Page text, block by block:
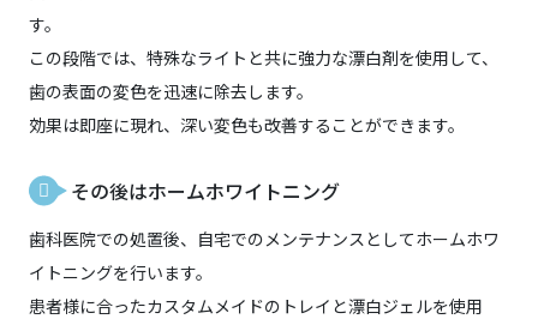
す。
この段階では、特殊なライトと共に強力な漂白剤を使用して、
歯の表面の変色を迅速に除去します。
効果は即座に現れ、深い変色も改善することができます。
その後はホームホワイトニング
歯科医院での処置後、自宅でのメンテナンスとしてホームホワ
イトニングを行います。
患者様に合ったカスタムメイドのトレイと漂白ジェルを使用